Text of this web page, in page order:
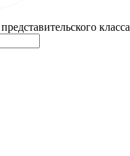
класса